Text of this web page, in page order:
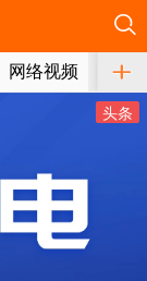
网络视频 媒体
头条
推荐
推荐
推荐
推荐
推荐
推荐
推荐
推荐
推荐
推荐
推荐
推荐
推荐
推荐
推荐
推荐
推荐
推荐
推荐
推荐